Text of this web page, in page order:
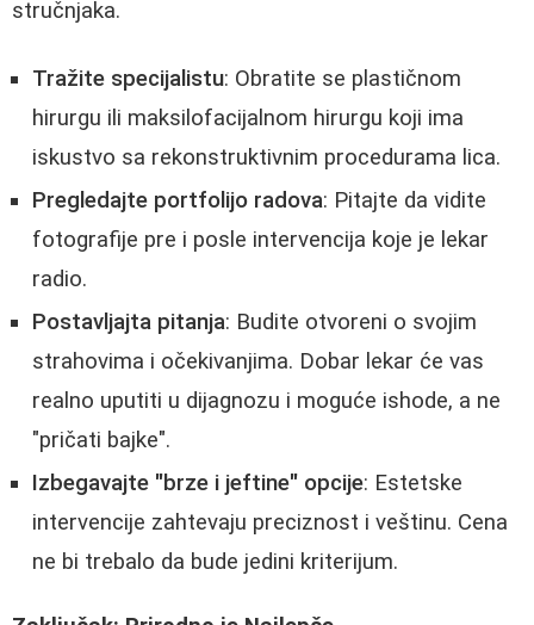
stručnjaka.
Tražite specijalistu: Obratite se plastičnom
hirurgu ili maksilofacijalnom hirurgu koji ima
iskustvo sa rekonstruktivnim procedurama lica.
Pregledajte portfolijo radova: Pitajte da vidite
fotografije pre i posle intervencija koje je lekar
radio.
Postavljajta pitanja: Budite otvoreni o svojim
strahovima i očekivanjima. Dobar lekar će vas
realno uputiti u dijagnozu i moguće ishode, a ne
"pričati bajke".
Izbegavajte "brze i jeftine" opcije: Estetske
intervencije zahtevaju preciznost i veštinu. Cena
ne bi trebalo da bude jedini kriterijum.